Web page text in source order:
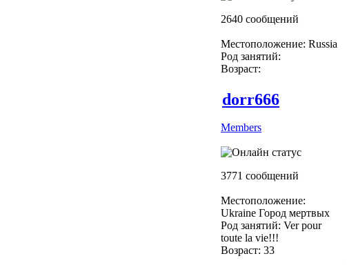
2640 сообщений
Местоположение: Russia
Род занятий:
Возраст:
dorr666
Members
3771 сообщений
Местоположение:
Ukraine Город мертвых
Род занятий: Ver pour
toute la vie!!!
Возраст: 33